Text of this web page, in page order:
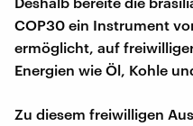
COP30 ein Instrument
ermöglicht, auf
Energien wie Öl, Kohle
Zu diesem freiwilligen